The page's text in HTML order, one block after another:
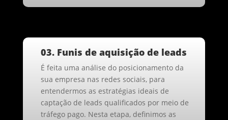
03. Funis de aquisição de leads
É feita uma análise do posicionamento da
sua empresa nas redes sociais, para
entendermos as estratégias ideais de
captação de leads qualificados por meio de
tráfego pago. Nesta etapa, definimos as